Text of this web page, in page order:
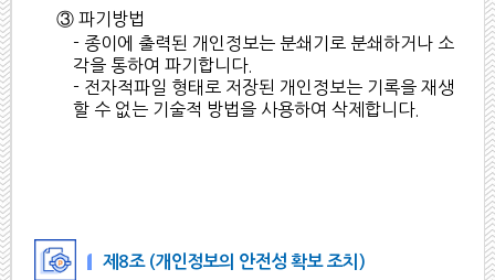
③ 파기방법
- 종이에 출력된 개인정보는 분쇄기로 분쇄하거나 소
각을 통하여 파기합니다.
- 전자적파일 형태로 저장된 개인정보는 기록을 재생
할 수 없는 기술적 방법을 사용하여 삭제합니다.
제8조 (개인정보의 안전성 확보 조치)